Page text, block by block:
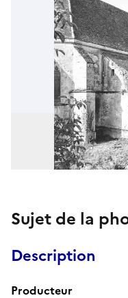
Sujet de la
Description
Producteur